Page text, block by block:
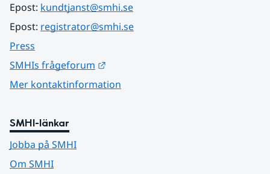
Epost: kundtjanst@smhi.se
Epost: registrator@smhi.se
Press
SMHIs frågeforum
Mer kontaktinformation
SMHI-länkar
Jobba på SMHI
Om SMHI